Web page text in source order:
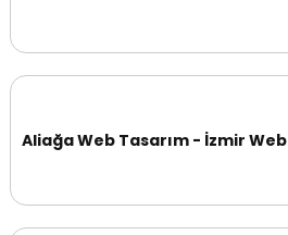
Aliağa Web Tasarım - İzmir Web